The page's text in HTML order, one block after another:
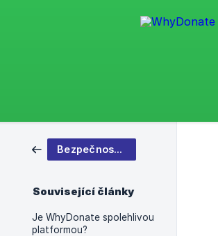
Bezpečnostní
Související články
Je WhyDonate spolehlivou
platformou?